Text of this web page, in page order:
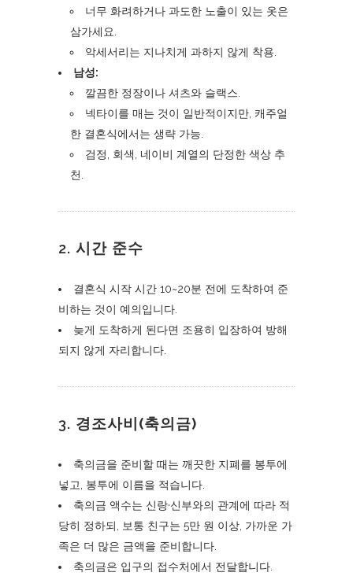
너무 화려하거나 과도한 노출이 있는 옷은
삼가세요.
악세서리는 지나치게 과하지 않게 착용.
남성:
깔끔한 정장이나 셔츠와 슬랙스.
넥타이를 매는 것이 일반적이지만, 캐주얼
한 결혼식에서는 생략 가능.
검정, 회색, 네이비 계열의 단정한 색상 추
천.
2. 시간 준수
결혼식 시작 시간 10~20분 전에 도착하여 준
비하는 것이 예의입니다.
늦게 도착하게 된다면 조용히 입장하여 방해
되지 않게 자리합니다.
3. 경조사비(축의금)
축의금을 준비할 때는 깨끗한 지폐를 봉투에
넣고, 봉투에 이름을 적습니다.
축의금 액수는 신랑·신부와의 관계에 따라 적
당히 정하되, 보통 친구는 5만 원 이상, 가까운 가
족은 더 많은 금액을 준비합니다.
축의금은 입구의 접수처에서 전달합니다.